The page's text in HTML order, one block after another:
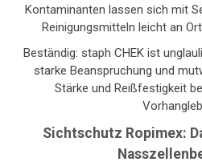
Kontaminanten lassen sich mit
Reinigungsmitteln leicht an
Beständig: staph CHEK ist
starke Beanspruchung und
Stärke und Reißfestigkeit
Sichtschutz Ropimex: